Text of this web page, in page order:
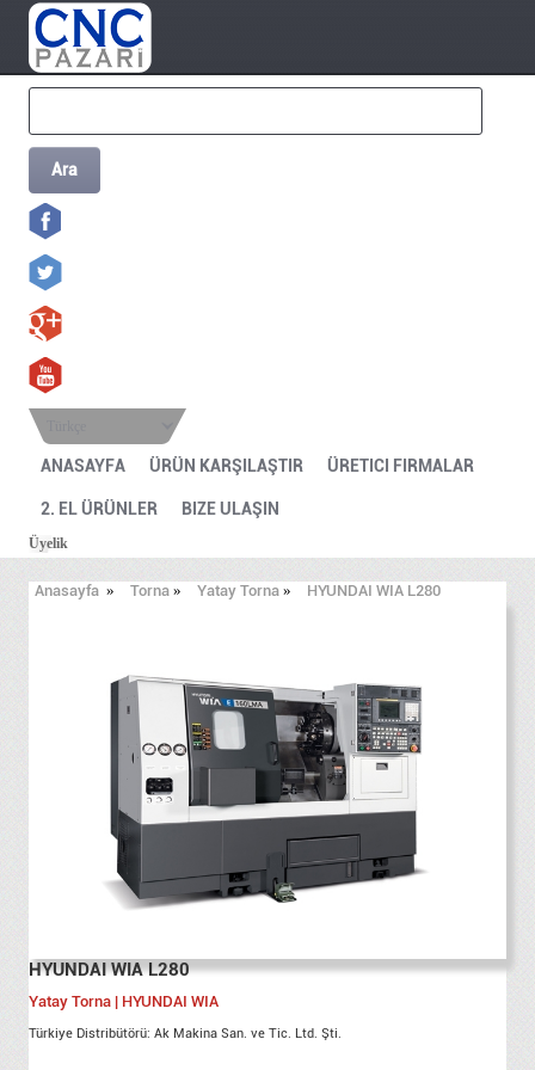
Ara
ANASAYFA ÜRÜN KARŞILAŞTIR ÜRETICI FIRMALAR
2. EL ÜRÜNLER BIZE ULAŞIN
Üyelik
Anasayfa » Torna » Yatay Torna » HYUNDAI WIA L280
HYUNDAI WIA L280
Yatay Torna | HYUNDAI WIA
Türkiye Distribütörü: Ak Makina San. ve Tic. Ltd. Şti.